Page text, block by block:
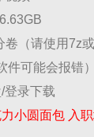
卷（请使用7z
件可能会报错）
登录下载
小圆面包 入职